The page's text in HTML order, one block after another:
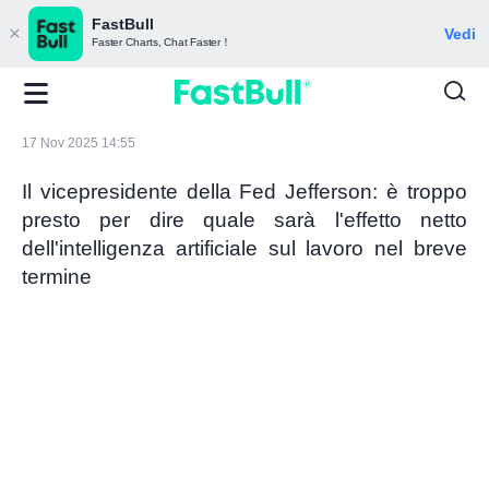
FastBull
Faster Charts, Chat Faster！ Vedi
17 Nov 2025 14:55
Il vicepresidente della Fed Jefferson: è troppo
presto per dire quale sarà l'effetto netto
dell'intelligenza artificiale sul lavoro nel breve
termine